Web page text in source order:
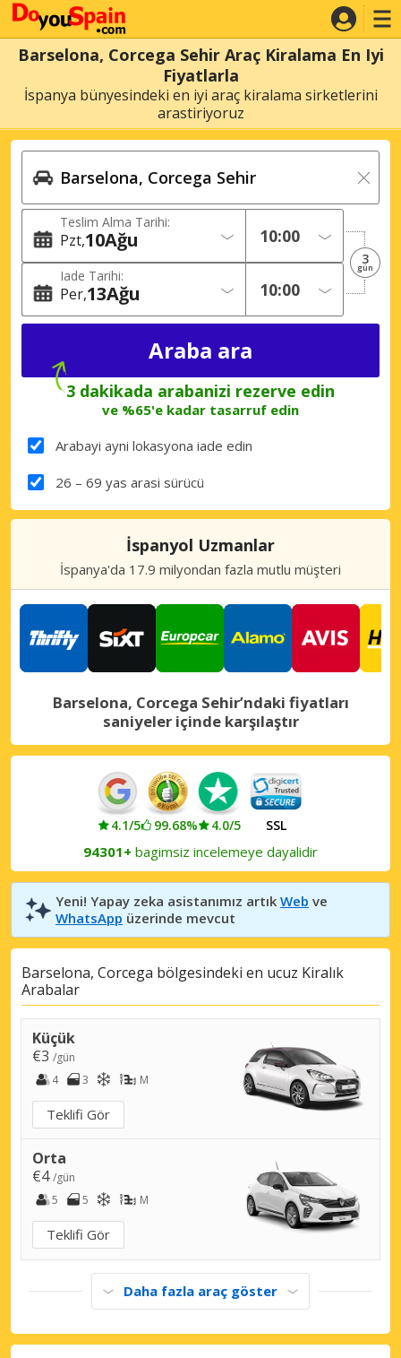
Barselona, Corcega Sehir Araç Kiralama En Iyi
Fiyatlarla
İspanya bünyesindeki en iyi araç kiralama sirketlerini
arastiriyoruz
Teslim Alma Tarihi:
Pzt 10Ağu
Iade Tarihi:
Per 13Ağu
3
gün
3 dakikada arabanizi rezerve edin
ve %65'e kadar tasarruf edin
Arabayi ayni lokasyona iade edin
26 – 69 yas arasi sürücü
İspanyol Uzmanlar
İspanya'da 17.9 milyondan fazla mutlu müşteri
Barselona, Corcega Sehir’ndaki fiyatları
saniyeler içinde karşılaştır
4.1/5 99.68% 4.0/5 SSL
94301+ bagimsiz incelemeye dayalidir
Yeni! Yapay zeka asistanımız artık Web ve
WhatsApp üzerinde mevcut
Barselona, Corcega bölgesindeki en ucuz Kiralık
Arabalar
Küçük
€3 /gün
4
3 M
Teklifi Gör
Orta
€4/gün
5
5 M
Teklifi Gör
Daha fazla araç göster